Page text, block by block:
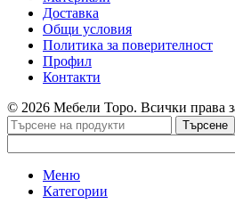
Доставка
Общи условия
Политика за поверителност
Профил
Контакти
© 2026 Мебели Торо. Всички права
Търсене
Меню
Категории